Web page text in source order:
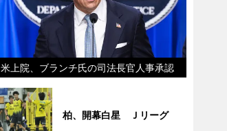
米上院、ブランチ氏の司法長官人事承認
柏、開幕白星 Ｊリーグ